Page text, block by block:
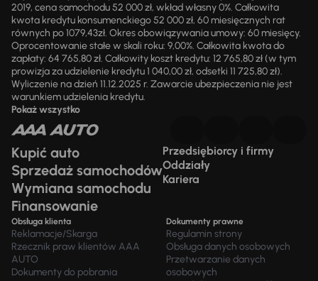
2019, cena samochodu 52 000 zł, wkład własny 0%. Całkowita
kwota kredytu konsumenckiego 52 000 zł, 60 miesięcznych rat
równych po 1079,43zł. Okres obowiązywania umowy: 60 miesięcy.
Oprocentowanie stałe w skali roku: 9,00%. Całkowita kwota do
zapłaty: 64 765,80 zł. Całkowity koszt kredytu: 12 765,80 zł (w tym
prowizja za udzielenie kredytu 1 040,00 zł, odsetki 11 725,80 zł).
Wyliczenie na dzień 11.12.2025 r. Zawarcie ubezpieczenia nie jest
warunkiem udzielenia kredytu.
Pokaż wszystko
Kupić auto
Sprzedaż samochodów
Wymiana samochodu
Finansowanie
Przedsiębiorcy i firmy
Oddziały
Kariera
Obsługa klienta
Reklamacje/Skarga
Rzecznik praw klientów AAA
AUTO
Dokumenty do pobrania
Dokumenty prawne
Regulamin strony
Obsługa danych osobowych
Przetwarzanie danych
osobowych